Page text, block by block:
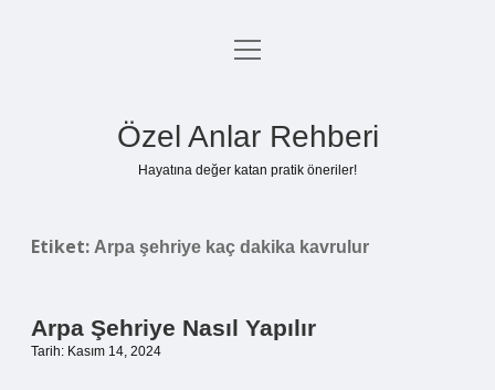
Anasayfa
menüyü
Özel Anlar Rehberi
Hayatına değer katan pratik öneriler!
Etiket: Arpa şehriye kaç dakika kavrulur
Arpa Şehriye Nasıl Yapılır
Tarih: Kasım 14, 2024